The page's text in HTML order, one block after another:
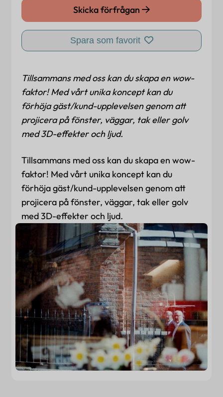
Skicka förfrågan
Spara som favorit
Tillsammans med oss kan du skapa en wow-
faktor! Med vårt unika koncept kan du
förhöja gäst/kund-upplevelsen genom att
projicera på fönster, väggar, tak eller golv
med 3D-effekter och ljud.
Tillsammans med oss kan du skapa en wow-
faktor! Med vårt unika koncept kan du
förhöja gäst/kund-upplevelsen genom att
projicera på fönster, väggar, tak eller golv
med 3D-effekter och ljud.